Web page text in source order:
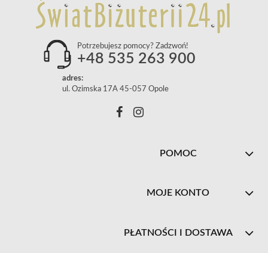
Potrzebujesz pomocy? Zadzwoń!
+48 535 263 900
adres:
ul. Ozimska 17A 45-057 Opole
POMOC
MOJE KONTO
PŁATNOŚCI I DOSTAWA